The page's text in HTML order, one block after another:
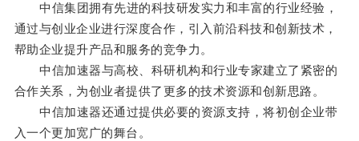
中信集团拥有先进的科技研发实力和丰富的行业经验，
通过与创业企业进行深度合作，引入前沿科技和创新技术，
帮助企业提升产品和服务的竞争力。
中信加速器与高校、科研机构和行业专家建立了紧密的
合作关系，为创业者提供了更多的技术资源和创新思路。
中信加速器还通过提供必要的资源支持，将初创企业带
入一个更加宽广的舞台。